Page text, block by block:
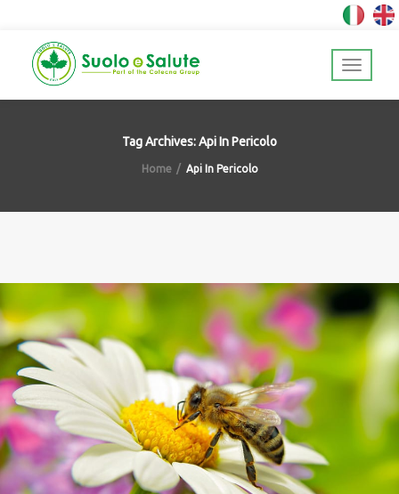
Tag Archives: Api In Pericolo
Home Api In Pericolo